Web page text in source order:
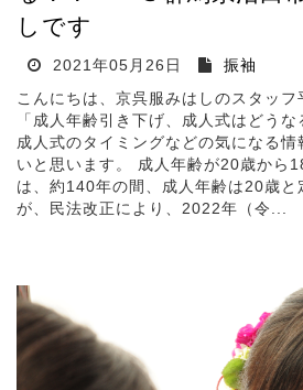
しです
2021年05月26日
振袖
こんにちは、京呉服みはしのスタッフ
「成人年齢引き下げ、成人式はどうな
成人式のタイミングなどの気になる情
いと思います。 成人年齢が20歳から
は、約140年の間、成人年齢は20歳と
が、民法改正により、2022年（令...